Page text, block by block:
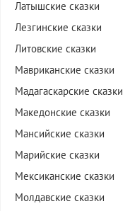
Латышские сказки
Лезгинские сказки
Литовские сказки
Мавриканские сказки
Мадагаскарские сказки
Македонские сказки
Мансийские сказки
Марийские сказки
Мексиканские сказки
Молдавские сказки